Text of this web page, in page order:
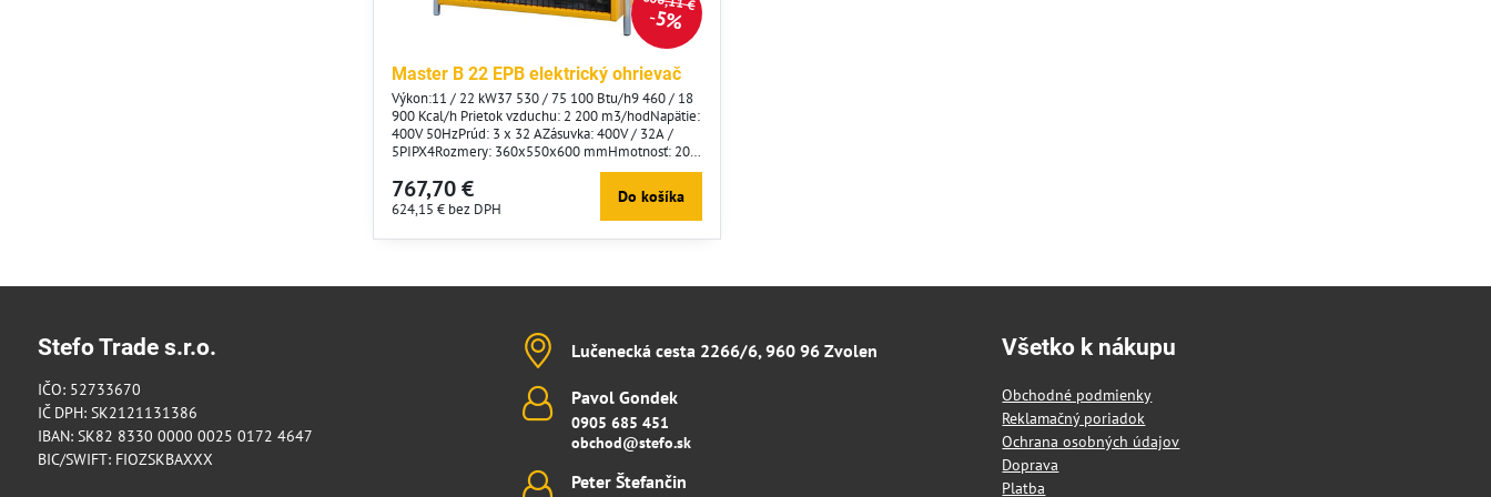
5%
Master B 22 EPB elektrický ohrievač
Výkon:11 / 22 kW37 530 / 75 100 Btu/h9 460 / 18
900 Kcal/h Prietok vzduchu: 2 200 m3/hodNapätie:
400V 50HzPrúd: 3 x 32 AZásuvka: 400V / 32A /
5PIPX4Rozmery: 360x550x600 mmHmotnosť: 20
kgPoloha vypínača:&nbsp;OFFventilátor11 kW22
kWRegulácia termostatom: štandardneRozsah
termostatu: 5 - 35 C
767,70 €
624,15 € bez DPH
Do košíka
Stefo Trade s.r.o.
IČO: 52733670
IČ DPH: SK2121131386
IBAN: SK82 8330 0000 0025 0172 4647
BIC/SWIFT: FIOZSKBAXXX
Lučenecká cesta 2266/6, 960 96 Zvolen
Pavol Gondek
0905 685 451
obchod@stefo.sk
Peter Štefančin
Všetko k nákupu
Obchodné podmienky
Reklamačný poriadok
Ochrana osobných údajov
Doprava
Platba